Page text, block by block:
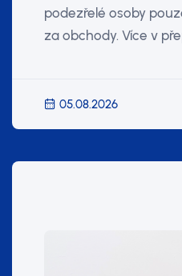
podezřelé osoby
za obchody. Více v
05.08.2026